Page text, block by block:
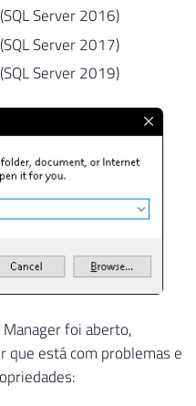
Server 2016)
Server 2017)
Server 2019)
foi aberto,
que está com problemas e